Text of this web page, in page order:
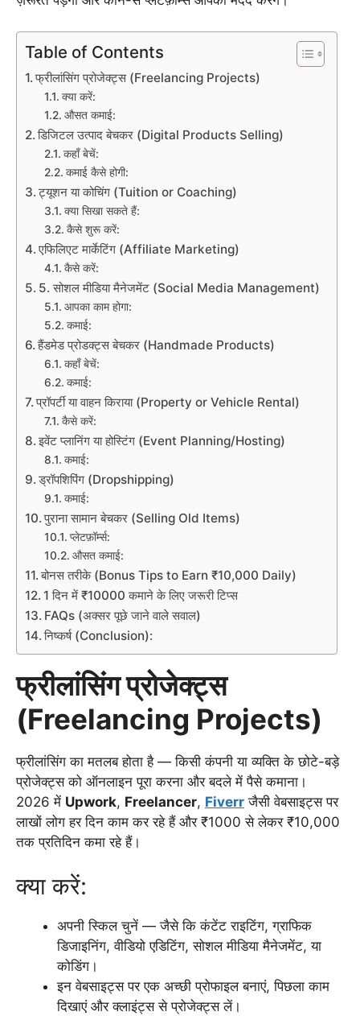
Table of Contents
फ्रीलांसिंग प्रोजेक्ट्स (Freelancing Projects)
क्या करें:
औसत कमाई:
डिजिटल उत्पाद बेचकर (Digital Products Selling)
कहाँ बेचें:
कमाई कैसे होगी:
ट्यूशन या कोचिंग (Tuition or Coaching)
क्या सिखा सकते हैं:
कैसे शुरू करें:
एफिलिएट मार्केटिंग (Affiliate Marketing)
कैसे करें:
5. सोशल मीडिया मैनेजमेंट (Social Media Management)
आपका काम होगा:
कमाई:
हैंडमेड प्रोडक्ट्स बेचकर (Handmade Products)
कहाँ बेचें:
कमाई:
प्रॉपर्टी या वाहन किराया (Property or Vehicle Rental)
कैसे करें:
इवेंट प्लानिंग या होस्टिंग (Event Planning/Hosting)
कमाई:
ड्रॉपशिपिंग (Dropshipping)
कमाई:
पुराना सामान बेचकर (Selling Old Items)
प्लेटफ़ॉर्म्स:
औसत कमाई:
बोनस तरीके (Bonus Tips to Earn ₹10,000 Daily)
1 दिन में ₹10000 कमाने के लिए जरूरी टिप्स
FAQs (अक्सर पूछे जाने वाले सवाल)
निष्कर्ष (Conclusion):
फ्रीलांसिंग प्रोजेक्ट्स
(Freelancing Projects)
फ्रीलांसिंग का मतलब होता है — किसी कंपनी या व्यक्ति के छोटे-बड़े
प्रोजेक्ट्स को ऑनलाइन पूरा करना और बदले में पैसे कमाना।
2026 में Upwork, Freelancer, Fiverr जैसी वेबसाइट्स पर
लाखों लोग हर दिन काम कर रहे हैं और ₹1000 से लेकर ₹10,000
तक प्रतिदिन कमा रहे हैं।
क्या करें:
अपनी स्किल चुनें — जैसे कि कंटेंट राइटिंग, ग्राफिक
डिजाइनिंग, वीडियो एडिटिंग, सोशल मीडिया मैनेजमेंट, या
कोडिंग।
इन वेबसाइट्स पर एक अच्छी प्रोफाइल बनाएं, पिछला काम
दिखाएं और क्लाइंट्स से प्रोजेक्ट्स लें।